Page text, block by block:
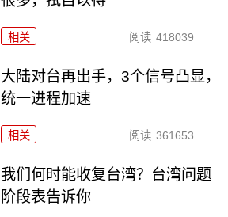
相关 阅读 418039
大陆对台再出手，3个信号凸显，
统一进程加速
相关 阅读 361653
我们何时能收复台湾？台湾问题
阶段表告诉你